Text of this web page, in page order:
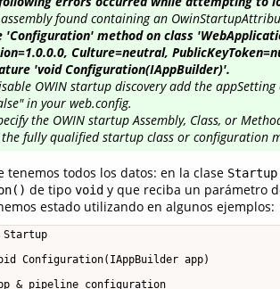
found containing an
'Configuration' method on class
Culture=neutral,
'void Configuration(IAppBuilder)'.
OWIN startup discovery add the
in your web.config.
the OWIN startup Assembly, Class, or
fully qualified startup class or configuration
tenemos todos los datos: en la clase Startup
de tipo voidy que reciba un parámetro
estado utilizando en algunos ejemplos:
Configuration(IAppBuilder app)
& pipeline configuration